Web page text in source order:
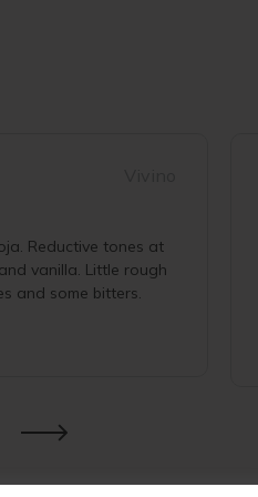
Reductive tones at
vanilla. Little rough
and some bitters.